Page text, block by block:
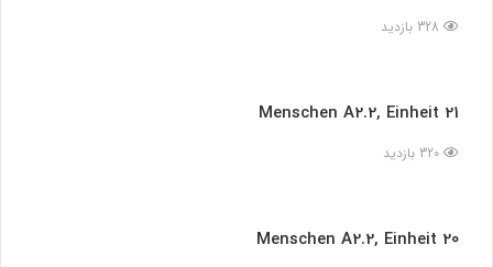
Menschen A2.2, Einheit 21
Menschen A2.2, Einheit 20